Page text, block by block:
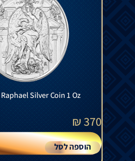
Silver Coin 1 Oz
370
₪
הוספה לסל